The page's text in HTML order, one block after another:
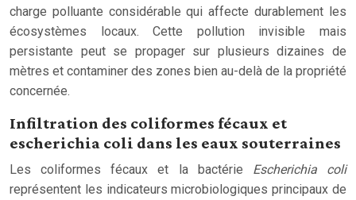
charge polluante considérable qui affecte durablement les
écosystèmes locaux. Cette pollution invisible mais
persistante peut se propager sur plusieurs dizaines de
mètres et contaminer des zones bien au-delà de la propriété
concernée.
Infiltration des coliformes fécaux et
escherichia coli dans les eaux souterraines
Les coliformes fécaux et la bactérie Escherichia coli
représentent les indicateurs microbiologiques principaux de